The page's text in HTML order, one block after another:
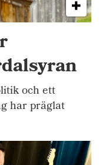
och ett
har präglat